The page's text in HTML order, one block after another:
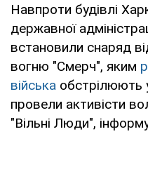
Навпроти будівлі
державної
встановили снаряд
вогню "Смерч", яким
війська обстрілюють
провели активісти
"Вільні Люди",